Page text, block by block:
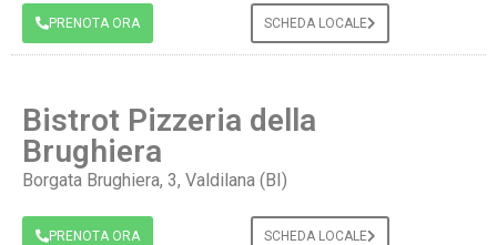
PRENOTA ORA SCHEDA LOCALE
Bistrot Pizzeria della
Brughiera
Borgata Brughiera, 3, Valdilana (BI)
PRENOTA ORA SCHEDA LOCALE